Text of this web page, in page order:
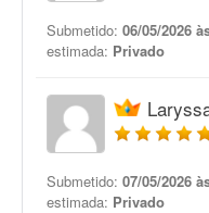
Submetido: 06/05/2026
estimada: Privado
Submetido: 07/05/2026
estimada: Privado